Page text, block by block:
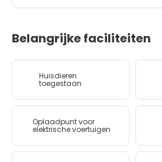
Belangrijke faciliteiten
Huisdieren
toegestaan
Oplaadpunt voor
elektrische voertuigen